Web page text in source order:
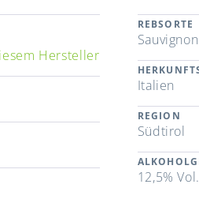
Hersteller
REBSORTE
Italien
REGION
Südtirol
12,5% Vol.